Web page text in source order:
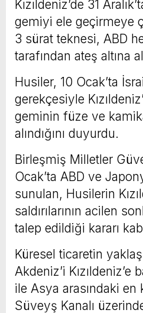
Kızıldeniz’de 31
gemiyi ele geçirmeye
3 sürat teknesi, ABD
tarafından ateş altına
Husiler, 10 Ocak’ta
gerekçesiyle
geminin füze ve
alındığını duyurdu.
Birleşmiş Milletler
Ocak’ta ABD ve
sunulan, Husilerin
saldırılarının acilen
talep edildiği kararı
Küresel ticaretin
Akdeniz’i
ile Asya arasındaki en
Süveyş Kanalı